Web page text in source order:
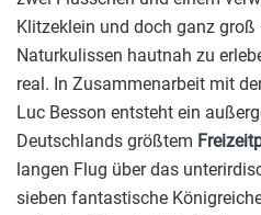
Klitzeklein und doch ganz
Naturkulissen hautnah zu
real. In Zusammenarbeit mit
Luc Besson entsteht ein
Deutschlands größtem
langen Flug über das
sieben fantastische